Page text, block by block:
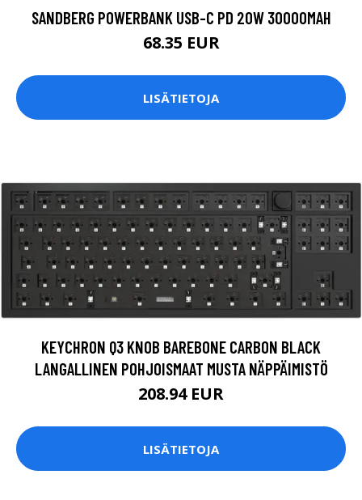
SANDBERG POWERBANK USB-C PD 20W 30000MAH
68.35 EUR
LISÄTIETOJA
KEYCHRON Q3 KNOB BAREBONE CARBON BLACK
LANGALLINEN POHJOISMAAT MUSTA NÄPPÄIMISTÖ
208.94 EUR
LISÄTIETOJA